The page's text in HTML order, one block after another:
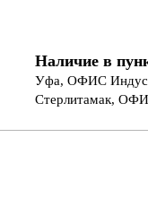
Наличие в
Уфа, ОФИС
Стерлитамак,